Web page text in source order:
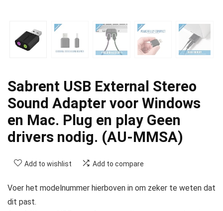
Sabrent USB External Stereo
Sound Adapter voor Windows
en Mac. Plug en play Geen
drivers nodig. (AU-MMSA)
Add to wishlist Add to compare
Voer het modelnummer hierboven in om zeker te weten dat
dit past.